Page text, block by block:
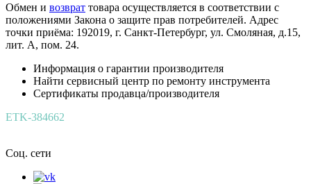
Обмен и возврат товара осуществляется в соответствии с
положениями Закона о защите прав потребителей. Адрес
точки приёма: 192019, г. Санкт-Петербург, ул. Смоляная, д.15,
лит. А, пом. 24.
Информация о гарантии производителя
Найти сервисный центр по ремонту инструмента
Сертификаты продавца/производителя
ETK-384662
Соц. сети